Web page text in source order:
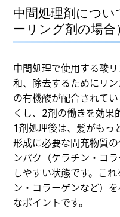
中間処理剤につ
ーリング剤の場合）
中間処理で使用する酸
和、除去するためにリ
の有機酸が配合されて
くし、2剤の働きを効果
1剤処理後は、髪がもっ
形成に必要な間充物質
ンパク（ケラチン・コ
しやすい状態です。こ
ン・コラーゲンなど）
なポイントです。